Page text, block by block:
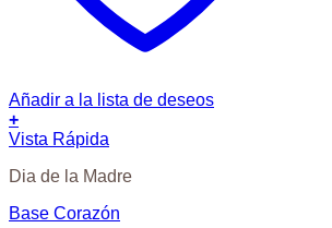
Añadir a la lista de deseos
+
Vista Rápida
Dia de la Madre
Base Corazón